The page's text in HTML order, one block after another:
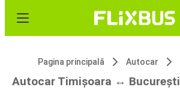
Pagina principală Autocar
Autocar Timișoara ↔ București